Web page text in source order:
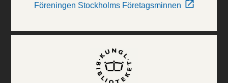
Föreningen Stockholms Företagsminnen